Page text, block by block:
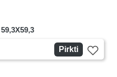
Pirkti